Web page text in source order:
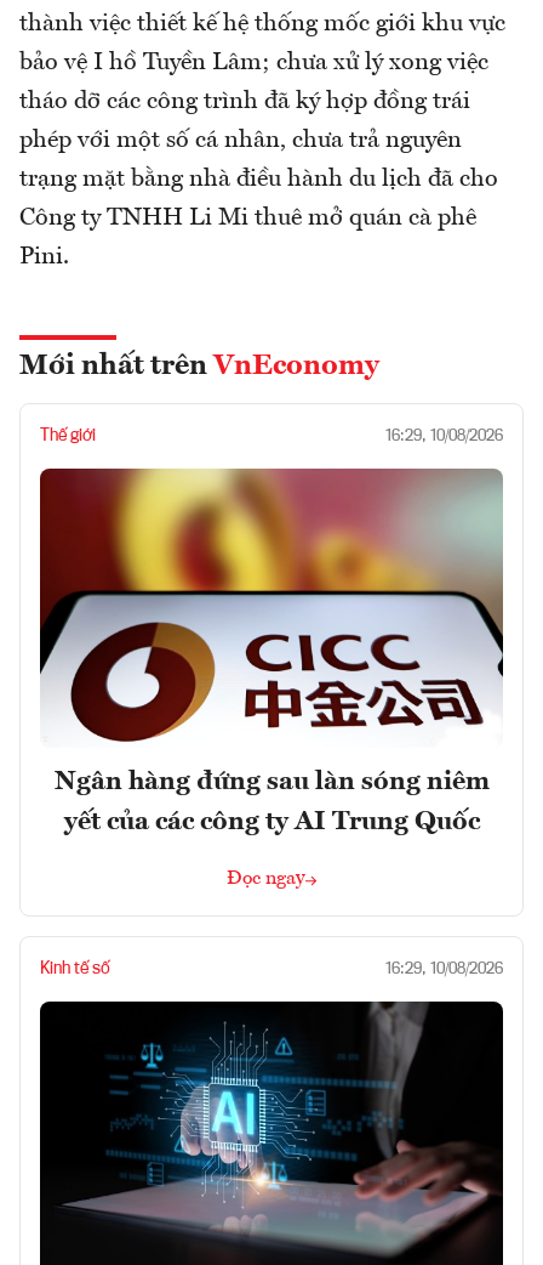
thành việc thiết kế hệ thống mốc giới khu vực
bảo vệ I hồ Tuyền Lâm; chưa xử lý xong việc
tháo dỡ các công trình đã ký hợp đồng trái
phép với một số cá nhân, chưa trả nguyên
trạng mặt bằng nhà điều hành du lịch đã cho
Công ty TNHH Li Mi thuê mở quán cà phê
Pini.
Mới nhất trên VnEconomy
Thế giới 16:29, 10/08/2026
Ngân hàng đứng sau làn sóng niêm
yết của các công ty AI Trung Quốc
Đọc ngay
Kinh tế số 16:29, 10/08/2026